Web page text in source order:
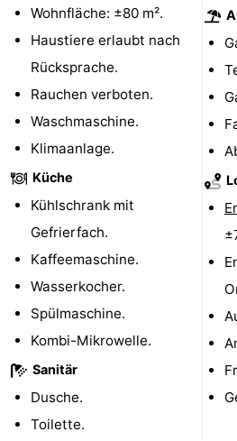
bos
Vlissingen
Vlaanderen
-
Nieuwvliet
-
Sluis
Cadzand
Natur
Het
Zwin
Wetter
Kontakt
Wohnfläche: ±80 m².
Haustiere erlaubt nach
Rücksprache.
Rauchen verboten.
Waschmaschine.
Klimaanlage.
Küche
Kühlschrank mit
Gefrierfach.
Kaffeemaschine.
Wasserkocher.
Spülmaschine.
Kombi-Mikrowelle.
Sanitär
Dusche.
Toilette.